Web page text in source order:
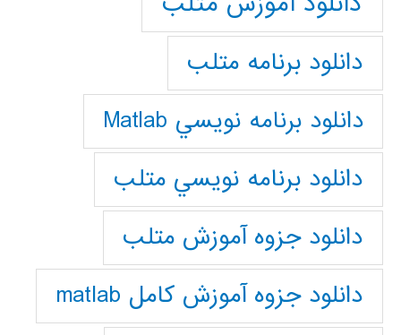
دانلود برنامه متلب
دانلود برنامه نويسي Matlab
دانلود برنامه نويسي متلب
دانلود جزوه آموزش متلب
دانلود جزوه آموزش کامل matlab